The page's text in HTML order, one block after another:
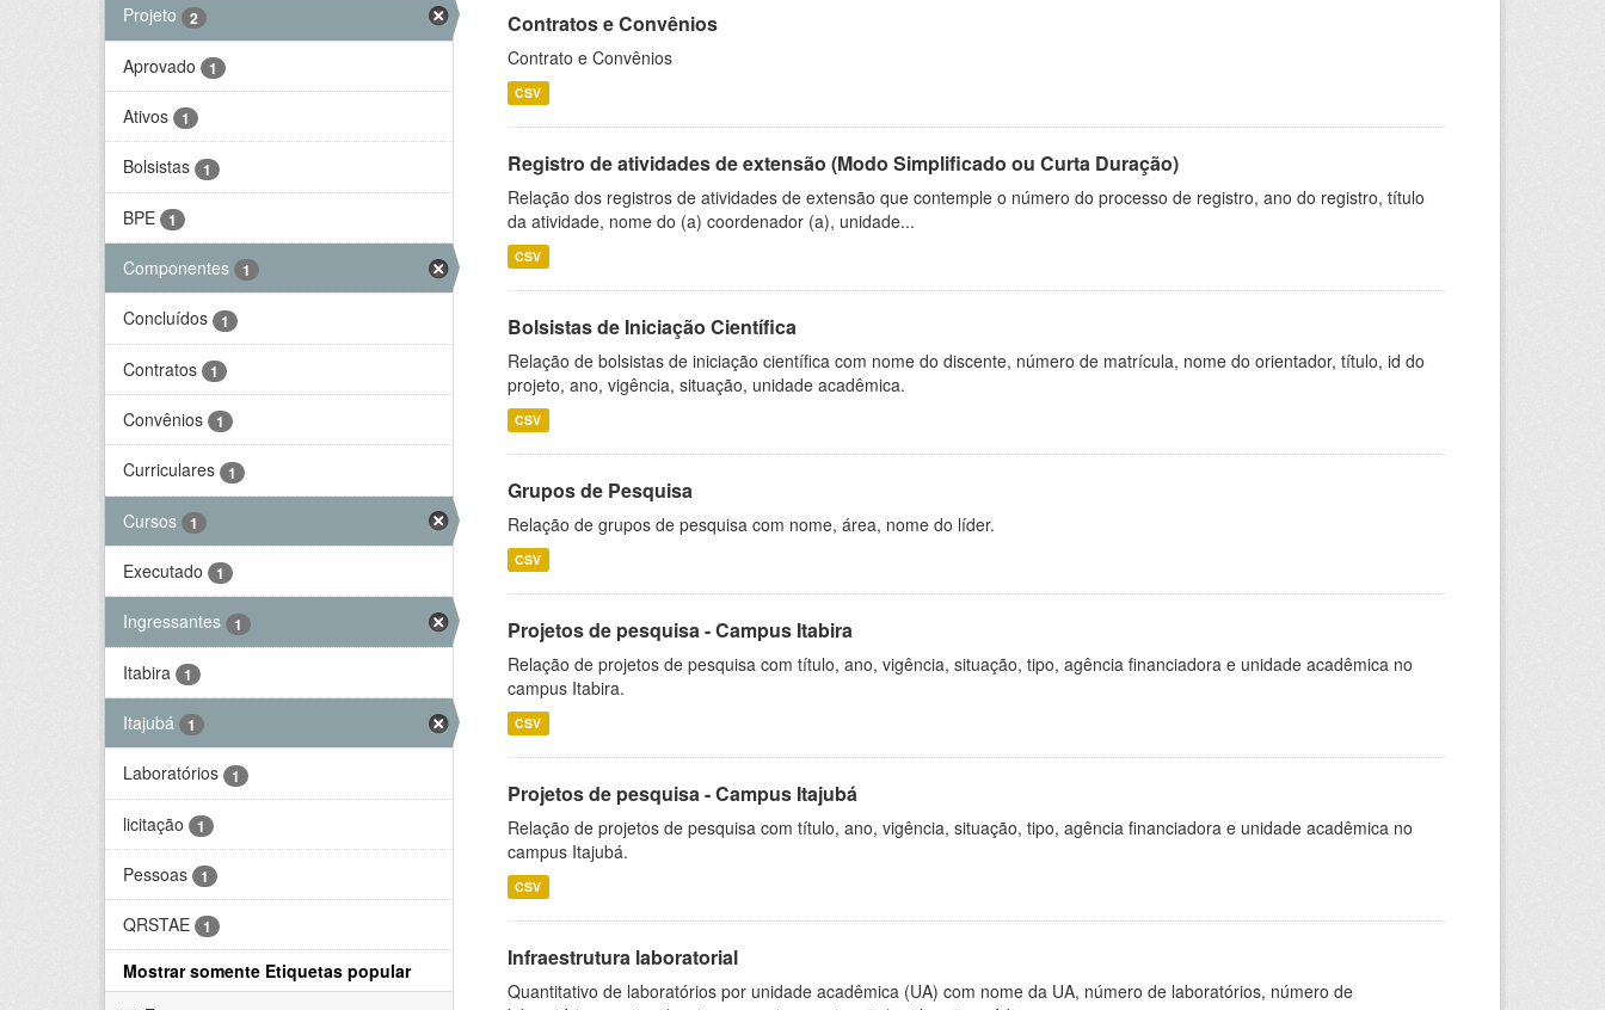
Projeto 2
Aprovado 1
Ativos 1
Bolsistas 1
BPE 1
Componentes 1
Concluídos 1
Contratos 1
Convênios 1
Curriculares 1
Cursos 1
Executado 1
Ingressantes 1
Itabira 1
Itajubá 1
Laboratórios 1
licitação 1
Pessoas 1
QRSTAE 1
Mostrar somente Etiquetas popular
Contratos e Convênios
Contrato e Convênios
CSV
Registro de atividades de extensão (Modo Simplificado ou Curta Duração)
Relação dos registros de atividades de extensão que contemple o número do processo de registro, ano do registro, título
da atividade, nome do (a) coordenador (a), unidade...
CSV
Bolsistas de Iniciação Científica
Relação de bolsistas de iniciação científica com nome do discente, número de matrícula, nome do orientador, título, id do
projeto, ano, vigência, situação, unidade acadêmica.
CSV
Grupos de Pesquisa
Relação de grupos de pesquisa com nome, área, nome do líder.
CSV
Projetos de pesquisa - Campus Itabira
Relação de projetos de pesquisa com título, ano, vigência, situação, tipo, agência financiadora e unidade acadêmica no
campus Itabira.
CSV
Projetos de pesquisa - Campus Itajubá
Relação de projetos de pesquisa com título, ano, vigência, situação, tipo, agência financiadora e unidade acadêmica no
campus Itajubá.
CSV
Infraestrutura laboratorial
Quantitativo de laboratórios por unidade acadêmica (UA) com nome da UA, número de laboratórios, número de